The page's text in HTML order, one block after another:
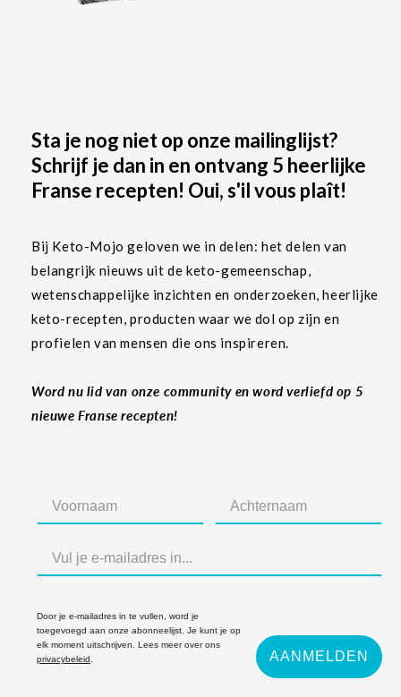
Sta je nog niet op onze mailinglijst?
Schrijf je dan in en ontvang 5 heerlijke
Franse recepten! Oui, s'il vous plaît!
Bij Keto-Mojo geloven we in delen: het delen van
belangrijk nieuws uit de keto-gemeenschap,
wetenschappelijke inzichten en onderzoeken, heerlijke
keto-recepten, producten waar we dol op zijn en
profielen van mensen die ons inspireren.
Word nu lid van onze community en word verliefd op 5
nieuwe Franse recepten!
Door je e-mailadres in te vullen, word je
toegevoegd aan onze abonneelijst. Je kunt je op
elk moment uitschrijven. Lees meer over ons
privacybeleid
AANMELDEN